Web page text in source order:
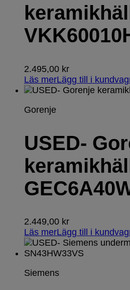
keramikhäll
2.495,00 kr
Läs merLägg till i
Gorenje
USED-
2.449,00 kr
Läs merLägg till i
Siemens